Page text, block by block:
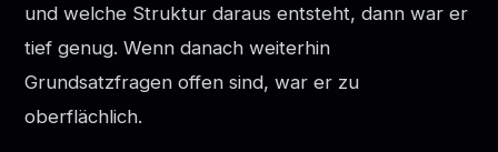
und welche Struktur daraus entsteht, dann war er
tief genug. Wenn danach weiterhin
Grundsatzfragen offen sind, war er zu
oberflächlich.